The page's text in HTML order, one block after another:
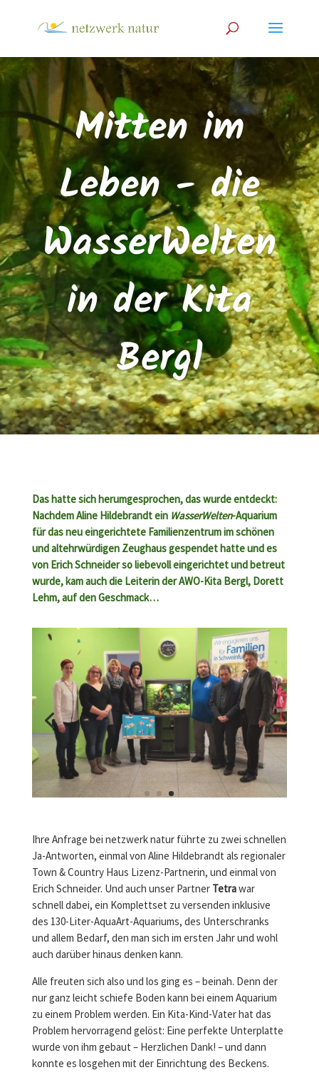
Mitten im
Leben - die
WasserWelten
in der Kita
Bergl
Das hatte sich herumgesprochen, das wurde entdeckt:
Nachdem Aline Hildebrandt ein WasserWelten-Aquarium
für das neu eingerichtete Familienzentrum im schönen
und altehrwürdigen Zeughaus gespendet hatte und es
von Erich Schneider so liebevoll eingerichtet und betreut
wurde, kam auch die Leiterin der AWO-Kita Bergl, Dorett
Lehm, auf den Geschmack…
Ja-Antworten, einmal von Aline Hildebrandt als regionaler
Town & Country Haus Lizenz-Partnerin, und einmal von
Erich Schneider. Und auch unser PartnerTetrawar
schnell dabei, ein Komplettset zu versenden inklusive
des 130-Liter-AquaArt-Aquariums, des Unterschranks
und allem Bedarf, den man sich im ersten Jahr und wohl
auch darüber hinaus denken kann.
nur ganz leicht schiefe Boden kann bei einem Aquarium
zu einem Problem werden. Ein Kita-Kind-Vater hat das
Problem hervorragend gelöst: Eine perfekte Unterplatte
wurde von ihm gebaut – Herzlichen Dank! – und dann
konnte es losgehen mit der Einrichtung des Beckens.
Erich Schneider ist Perfektionist im positivsten Sinn und